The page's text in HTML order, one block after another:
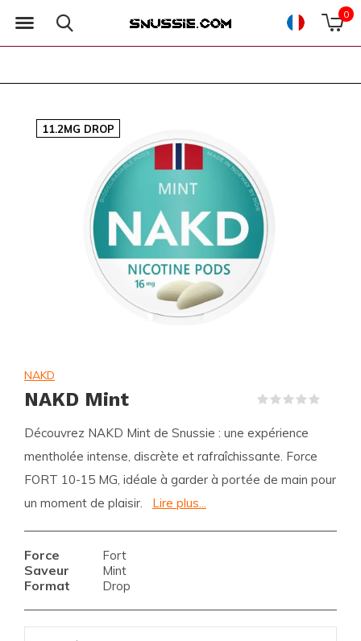
0
11.2MG DROP
NAKD
NAKD Mint
Découvrez NAKD Mint de Snussie : une expérience
mentholée intense, discrète et rafraîchissante. Force
FORT 10-15 MG, idéale à garder à portée de main pour
un moment de plaisir.
Lire plus...
Force Fort
Saveur Mint
Format Drop